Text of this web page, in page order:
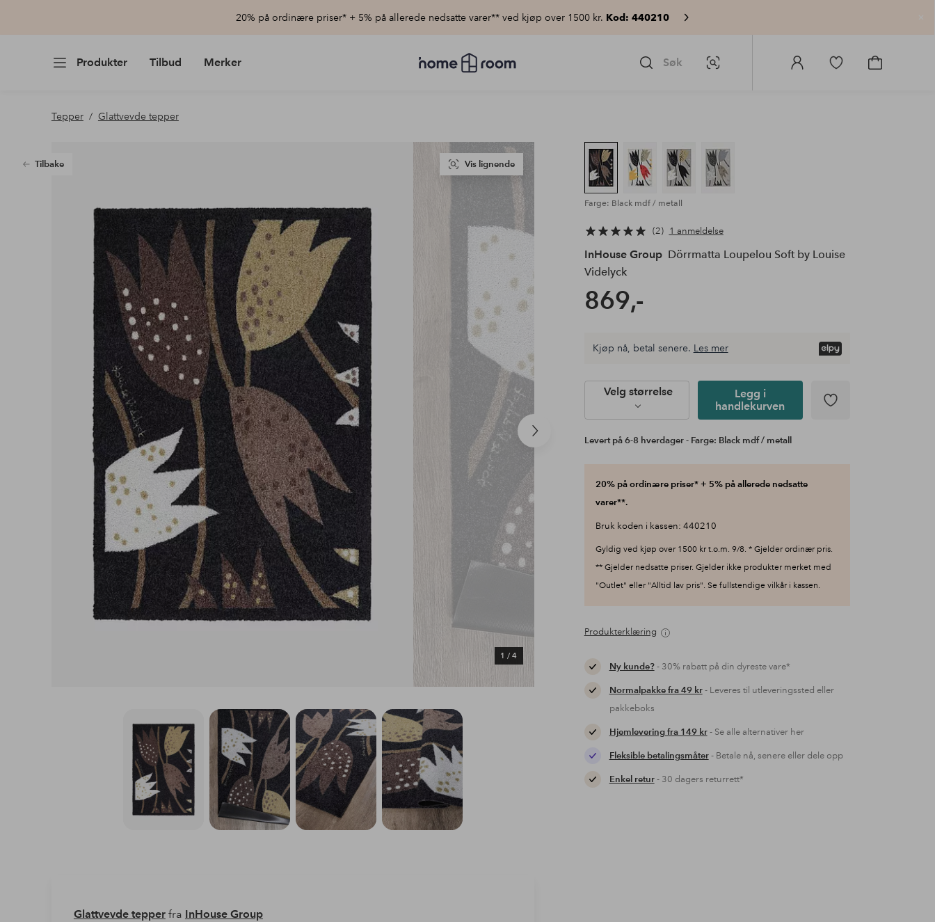
20% på ordinære priser* + 5% på allerede nedsatte varer** ved kjøp over 1500 kr. Kod: 440210
Produkter Tilbud Merker
Homeroom
–
pris
Søk Bildesøk
Logg
Gå
Gå
Tepper Glattvevde tepper
Tilbake
Neste
produkt
1 / 4
Vis lignende
Farge: Black mdf / metall
2 1 anmeldelse
InHouse Group Dörrmatta Loupelou Soft by Louise
Videlyck
869,-
Kjøp nå, betal senere. Les mer
Velg størrelse
Legg i
handlekurven
Levert på 6-8 hverdager - Farge: Black mdf / metall
20% på ordinære priser* + 5% på allerede nedsatte
varer**.
Bruk koden i kassen: 440210
Gyldig ved kjøp over 1500 kr t.o.m. 9/8. * Gjelder ordinær pris.
** Gjelder nedsatte priser. Gjelder ikke produkter merket med
"Outlet" eller "Alltid lav pris". Se fullstendige vilkår i kassen.
Produkterklæring
Ny kunde?- 30% rabatt på din dyreste vare*
Normalpakke fra 49 kr- Leveres til utleveringssted eller
pakkeboks
Hjemlevering fra 149 kr- Se alle alternativer her
Fleksible betalingsmåter- Betale nå, senere eller dele opp
Enkel retur- 30 dagers returrett*
Glattvevde tepperfra InHouse Group